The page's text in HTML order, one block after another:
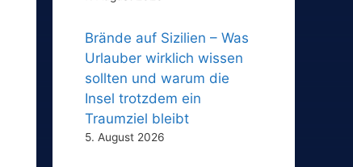
Brände auf Sizilien – Was
Urlauber wirklich wissen
sollten und warum die
Insel trotzdem ein
Traumziel bleibt
5. August 2026